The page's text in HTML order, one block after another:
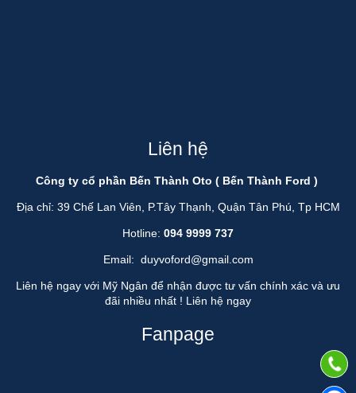
Liên hệ
Công ty cổ phần Bến Thành Oto ( Bến Thành Ford )
Địa chỉ: 39 Chế Lan Viên, P.Tây Thạnh, Quận Tân Phú, Tp HCM
Hotline: 094 9999 737
Email: duyvoford@gmail.com
Liên hệ ngay với Mỹ Ngân để nhận được tư vấn chính xác và ưu
đãi nhiều nhất ! Liên hệ ngay
Fanpage